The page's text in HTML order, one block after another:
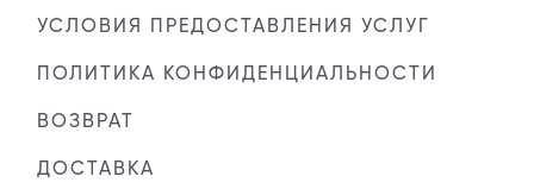
УСЛОВИЯ ПРЕДОСТАВЛЕНИЯ УСЛУГ
ПОЛИТИКА КОНФИДЕНЦИАЛЬНОСТИ
ВОЗВРАТ
ДОСТАВКА